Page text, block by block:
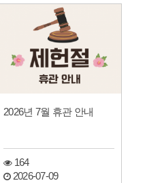
2026년 7월 휴관 안내
164
2026-07-09